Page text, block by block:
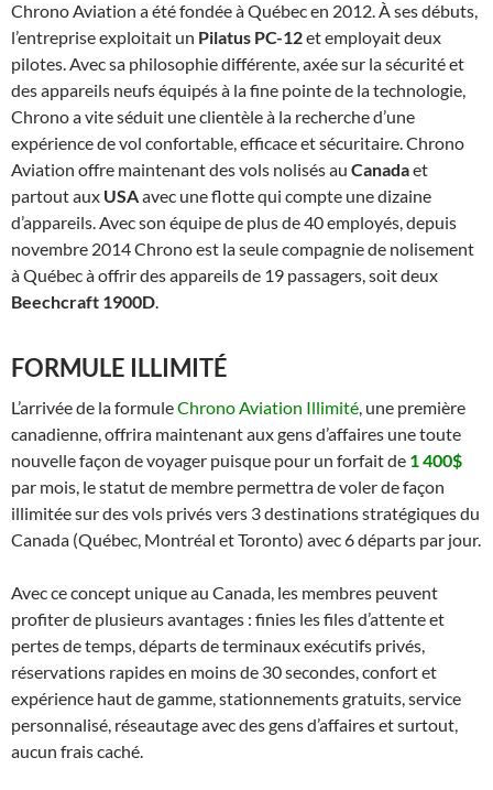
Chrono Aviation a été fondée à Québec en 2012. À ses débuts,
l’entreprise exploitait un Pilatus PC-12et employait deux
pilotes. Avec sa philosophie différente, axée sur la sécurité et
des appareils neufs équipés à la fine pointe de la technologie,
Chrono a vite séduit une clientèle à la recherche d’une
expérience de vol confortable, efficace et sécuritaire. Chrono
Aviation offre maintenant des vols nolisés au Canadaet
partout aux USAavec une flotte qui compte une dizaine
d’appareils. Avec son équipe de plus de 40 employés, depuis
novembre 2014 Chrono est la seule compagnie de nolisement
à Québec à offrir des appareils de 19 passagers, soit deux
Beechcraft 1900D.
FORMULE ILLIMITÉ
L’arrivée de la formuleChrono Aviation Illimité, une première
canadienne, offrira maintenant aux gens d’affaires une toute
nouvelle façon de voyager puisque pour un forfait de 1 400$
par mois, le statut de membre permettra de voler de façon
illimitée sur des vols privés vers 3 destinations stratégiques du
Canada (Québec, Montréal et Toronto) avec 6 départs par jour.
Avec ce concept unique au Canada, les membres peuvent
profiter de plusieurs avantages : finies les files d’attente et
pertes de temps, départs de terminaux exécutifs privés,
réservations rapides en moins de 30 secondes, confort et
expérience haut de gamme, stationnements gratuits, service
personnalisé, réseautage avec des gens d’affaires et surtout,
aucun frais caché.